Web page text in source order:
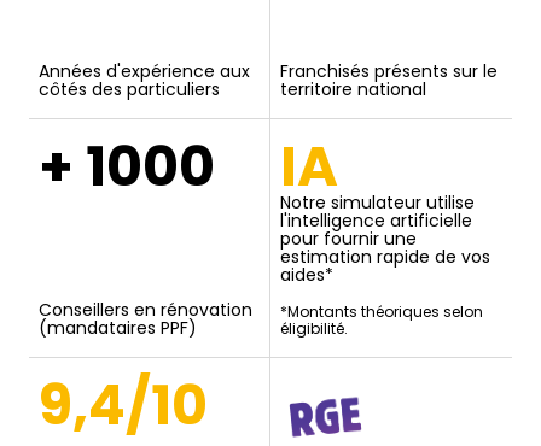
Années d'expérience aux
côtés des particuliers
Franchisés présents sur le
territoire national
+ 1000
Conseillers en rénovation
(mandataires PPF)
IA
Notre simulateur utilise
l'intelligence artificielle
pour fournir une
estimation rapide de vos
aides*
*Montants théoriques selon
éligibilité.
9,4/10